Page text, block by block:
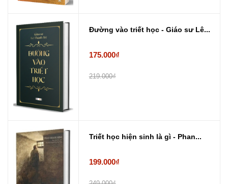
Đường vào triết học - Giáo sư Lê...
175.000₫
219.000₫
Triết học hiện sinh là gì - Phan...
199.000₫